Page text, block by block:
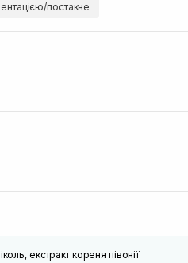
постакне
екстракт кореня півонії